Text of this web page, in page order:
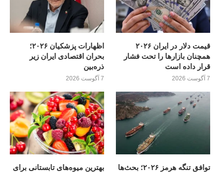
قیمت دلار در ایران ۲۰۲۶
همچنان بازارها را تحت فشار
قرار داده است
7 آگوست 2026
اظهارات پزشکیان ۲۰۲۶؛
بحران اقتصادی ایران زیر
ذره‌بین
7 آگوست 2026
توافق تنگه هرمز ۲۰۲۶؛ بحث‌ها
بهترین میوه‌های تابستانی برای